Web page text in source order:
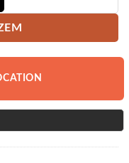
Professional Lince 300 -